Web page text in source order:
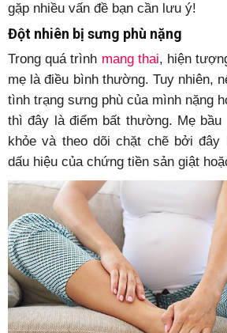
gặp nhiều vấn đề bạn cần lưu ý!
Đột nhiên bị sưng phù nặng
Trong quá trình mang thai, hiện
mẹ là điều bình thường. Tuy nhiên,
tình trạng sưng phù của mình nặng
thì đây là điểm bất thường. Mẹ
khỏe và theo dõi chặt chẽ bởi đây
dấu hiệu của chứng tiền sản giật